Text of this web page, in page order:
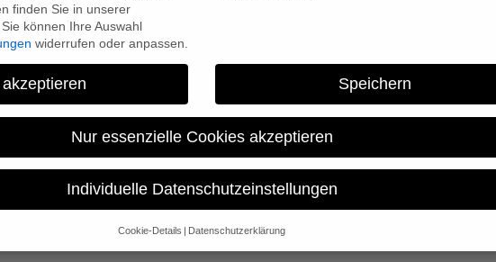
“Die Akte Kleist” im Goethe-
des 200. Todestages von Heinrich von Kleist zeigt die Bibliothek des Goethe-
Film „Die Akte Kleist“ als Auftakt einer Veranstaltungsreihe über den berühmten
finden Sie in unserer
Sie können Ihre Auswahl
widerrufen oder anpassen.
Speichern
Nur essenzielle Cookies akzeptieren
Individuelle Datenschutzeinstellungen
Cookie-Details Datenschutzerklärung
Datenschutzeinstellungen